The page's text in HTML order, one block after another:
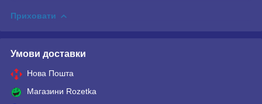
Приховати
Умови доставки
Нова Пошта
Магазини Rozetka